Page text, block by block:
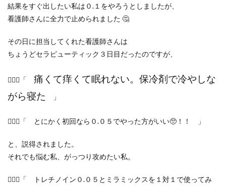
結果をすぐ出したい私は０.１をやろうとしましたが、
看護師さんに全力で止められました 🤔
その日に担当してくれた看護師さんは
ちょうどセラピューティック３日目だったのですが、
👩🏼‍⚕️「 痛くて痒くて眠れない。保冷剤で冷やしな
がら寝た
」
👩🏼‍⚕️「 とにかく初回なら０.０５でやった方がいい🥺！！ 」
と、説得されました。
それでも悩む私、がっつり攻めたい私。
👩🏼‍⚕️「 トレチノイン０.０５とミラミックスを１対１で使ってみ